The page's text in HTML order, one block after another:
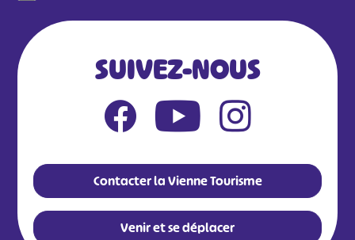
SUIVEZ-NOUS
Contacter la Vienne Tourisme
Venir et se déplacer